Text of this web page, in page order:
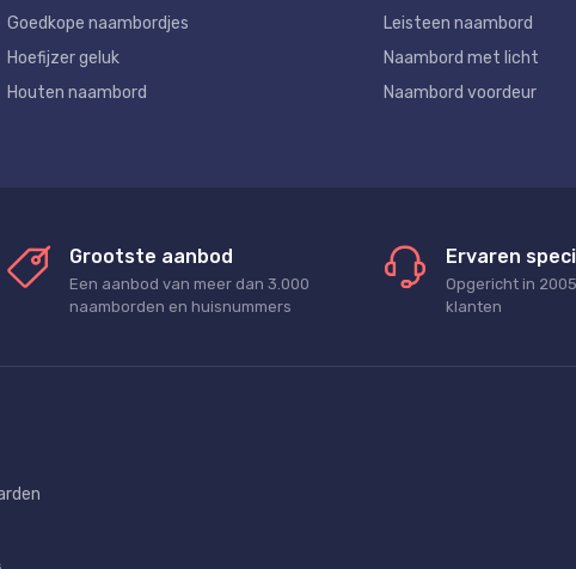
Goedkope naambordjes
Hoefijzer geluk
Houten naambord
Leisteen naambord
Naambord met licht
Naambord voordeur
Grootste aanbod
Een aanbod van meer dan 3.000
naamborden en huisnummers
Ervaren
Opgericht in
klanten